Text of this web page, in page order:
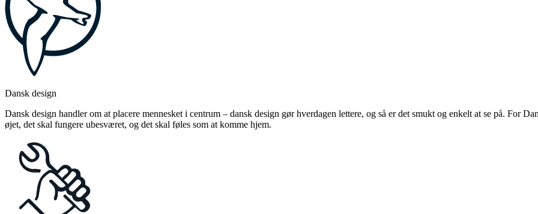
Dansk design
Dansk design handler om at placere mennesket i centrum – dansk design gør hverdagen lettere, og så er det smukt og enkelt at se på. For
øjet, det skal fungere ubesværet, og det skal føles som at komme hjem.